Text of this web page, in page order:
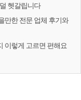
헷갈립니다
만한 전문 업체 후기와
이렇게 고르면 편해요